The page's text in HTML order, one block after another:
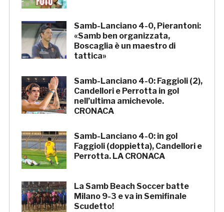
Samb-Lanciano 4-0, Pierantoni:
«Samb ben organizzata,
Boscaglia è un maestro di
tattica»
Samb-Lanciano 4-0: Faggioli (2),
Candellori e Perrotta in gol
nell’ultima amichevole.
CRONACA
Samb-Lanciano 4-0: in gol
Faggioli (doppietta), Candellori e
Perrotta. LA CRONACA
La Samb Beach Soccer batte
Milano 9-3 e va in Semifinale
Scudetto!